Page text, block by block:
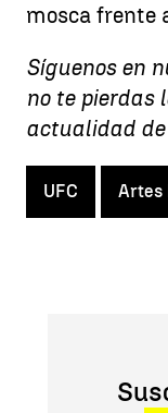
mosca frente
Síguenos en
no te pierdas
actualidad
UFC Artes